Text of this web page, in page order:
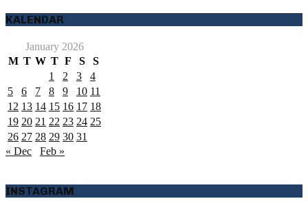
KALENDAR
January 2026
M T W T F S
S
1
2 3
4
5
6 7 8 9 10 11
12 13 14 15 16 17 18
19 20 21 22 23 24 25
26 27 28 29 30 31
« Dec
Feb »
INSTAGRAM